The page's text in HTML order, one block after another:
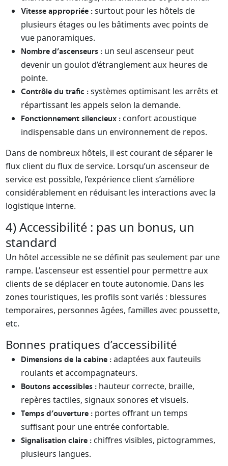
Vitesse appropriée : surtout pour les hôtels de
plusieurs étages ou les bâtiments avec points de
vue panoramiques.
Nombre d’ascenseurs : un seul ascenseur peut
devenir un goulot d’étranglement aux heures de
pointe.
Contrôle du trafic : systèmes optimisant les arrêts et
répartissant les appels selon la demande.
Fonctionnement silencieux : confort acoustique
indispensable dans un environnement de repos.
Dans de nombreux hôtels, il est courant de séparer le
flux client du flux de service. Lorsqu’un ascenseur de
service est possible, l’expérience client s’améliore
considérablement en réduisant les interactions avec la
logistique interne.
4) Accessibilité : pas un bonus, un
standard
Un hôtel accessible ne se définit pas seulement par une
rampe. L’ascenseur est essentiel pour permettre aux
clients de se déplacer en toute autonomie. Dans les
zones touristiques, les profils sont variés : blessures
temporaires, personnes âgées, familles avec poussette,
etc.
Bonnes pratiques d’accessibilité
Dimensions de la cabine : adaptées aux fauteuils
roulants et accompagnateurs.
Boutons accessibles : hauteur correcte, braille,
repères tactiles, signaux sonores et visuels.
Temps d’ouverture : portes offrant un temps
suffisant pour une entrée confortable.
Signalisation claire : chiffres visibles, pictogrammes,
plusieurs langues.